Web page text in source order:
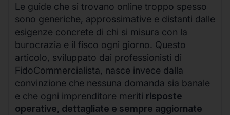
Le guide che si trovano online troppo spesso
sono generiche, approssimative e distanti dalle
esigenze concrete di chi si misura con la
burocrazia e il fisco ogni giorno. Questo
articolo, sviluppato dai professionisti di
FidoCommercialista, nasce invece dalla
convinzione che nessuna domanda sia banale
e che ogni imprenditore meriti risposte
operative, dettagliate e sempre aggiornate